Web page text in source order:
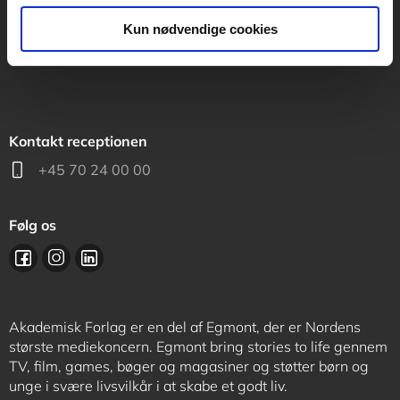
Kun nødvendige cookies
support@akademisk.dk
Kontakt receptionen
+45 70 24 00 00
Følg os
Akademisk Forlag er en del af Egmont, der er Nordens
største mediekoncern. Egmont bring stories to life gennem
TV, film, games, bøger og magasiner og støtter børn og
unge i svære livsvilkår i at skabe et godt liv.